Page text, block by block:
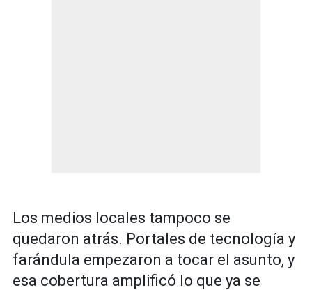
Los medios locales tampoco se
quedaron atrás. Portales de tecnología y
farándula empezaron a tocar el asunto, y
esa cobertura amplificó lo que ya se